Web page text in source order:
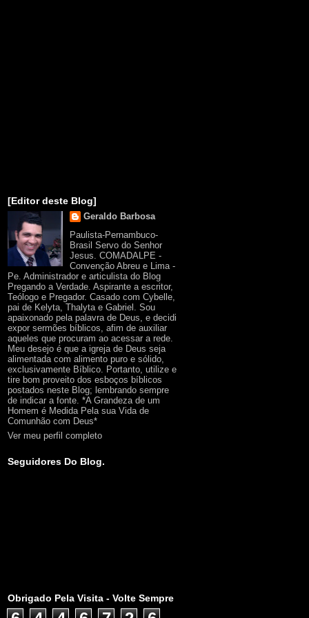
[Editor deste Blog]
Geraldo Barbosa
Paulista-Pernambuco-
Brasil Servo do Senhor
Jesus. COMADALPE -
Convenção Abreu e Lima -
Pe. Administrador e articulista do Blog
Pregando a Verdade. Aspirante a escritor,
Teólogo e Pregador. Casado com Cybelle,
pai de Kelyta, Thalyta e Gabriel. Sou
apaixonado pela palavra de Deus, e decidi
expor sermões bíblicos, afim de auxiliar
aqueles que procuram ao acessar a rede.
Meu desejo é que a igreja de Deus seja
alimentada com alimento puro e sólido,
exclusivamente Bíblico. Portanto, utilize e
tire bom proveito dos esboços bíblicos
postados neste Blog; lembrando sempre
de indicar a fonte. *A Grandeza de um
Homem é Medida Pela sua Vida de
Comunhão com Deus*
Ver meu perfil completo
Seguidores Do Blog.
Obrigado Pela Visita - Volte Sempre